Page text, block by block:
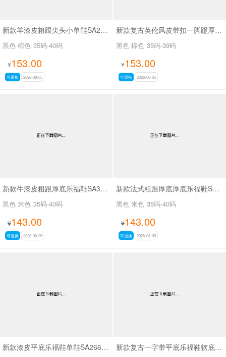
新款羊漆皮粗跟尖头小单鞋SA25166
黑色 棕色 35码-40码
¥153.00
可退换 2026-08-05
新款复古英伦风皮带扣一脚蹬厚底时尚百搭乐福鞋SA5271
黑色 棕色 35码-39码
¥153.00
可退换 2026-08-05
新款牛漆皮粗跟厚底乐福鞋SA3071
黑色 米色 35码-40码
¥143.00
可退换 2026-08-05
新款法式粗跟厚底厚底乐福鞋SA3079
黑色 米色 35码-40码
¥143.00
可退换 2026-08-05
新款漆皮平底乐福鞋单鞋SA2668-2 新款复古一字带平底乐福鞋软底豆豆鞋SA969